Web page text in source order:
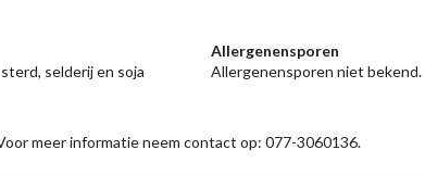
selderij en soja
Allergenensporen
Allergenensporen niet bekend.
meer informatie neem contact op: 077-3060136.